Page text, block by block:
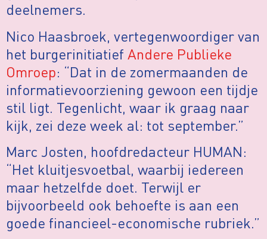
deelnemers.
Nico Haasbroek, vertegenwoordiger van
het burgerinitiatief Andere Publieke
Omroep: “Dat in de zomermaanden de
informatievoorziening gewoon een tijdje
stil ligt. Tegenlicht, waar ik graag naar
kijk, zei deze week al: tot september.”
Marc Josten, hoofdredacteur HUMAN:
“Het kluitjesvoetbal, waarbij iedereen
maar hetzelfde doet. Terwijl er
bijvoorbeeld ook behoefte is aan een
goede financieel-economische rubriek.”